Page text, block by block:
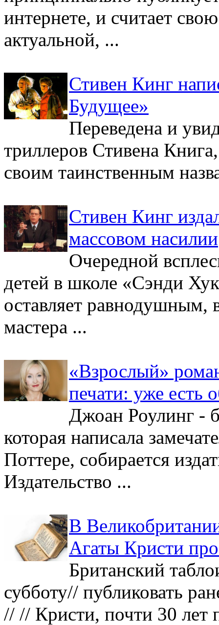
интернете, и считает
актуальной, ...
Стивен Кинг
Будущее»
Переведена и
триллеров Стивена
своим таинственным
Стивен Кинг
массовом насилии
Очередной
детей в школе «Сэнди
оставляет равнодушным,
мастера ...
«Взрослый»
печати: уже есть
Джоан Роулинг -
которая написала
Поттере, собирается
Издательство ...
В
Агаты Кристи
Британский
субботу// публиковать
// // Кристи, почти 30 лет